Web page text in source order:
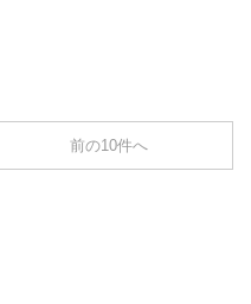
前の10件へ